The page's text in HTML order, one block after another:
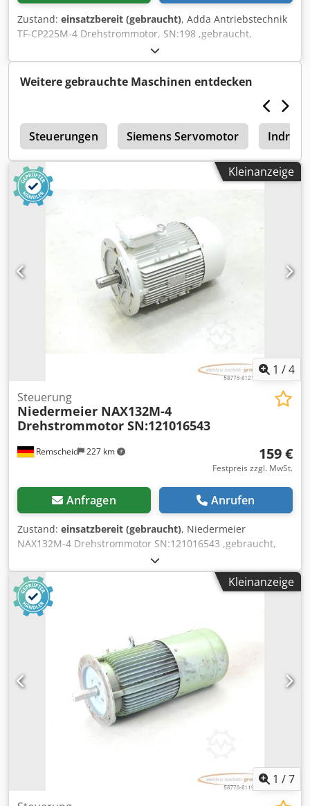
Zustand: einsatzbereit (gebraucht), Adda Antriebstechnik
TF-CP225M-4 Drehstrommotor, SN:198 ,gebraucht,
normale Gebrauchsspuren, 100% funktionsfähig,
Lieferumfang gem. Fotos,ACHTUNG: Kosten für Verpackung
und Versand bitte separat anfragen! ATTENTION: Please
enquire for charges for packing and transport separately!
Weitere gebrauchte Maschinen entdecken
Steuerungen Siemens Servomotor
Kleinanzeige
1 /4
Remscheid 227 km
Steuerung
Niedermeier NAX132M-4
Drehstrommotor SN:121016543
159 €
Festpreis zzgl. MwSt.
Anfragen Anrufen
Zustand: einsatzbereit (gebraucht), Niedermeier
NAX132M-4 Drehstrommotor SN:121016543 ,gebraucht,
normale Gebrauchsspuren, 100% funktionsfähig,
Lieferumfang gem. Fotos,ACHTUNG: Kosten für Verpackung
und Versand bitte separat anfragen! ATTENTION: Please
enquire for charges for packing and transport separately!
Cjdpfxji D I Ugo Ag Eoha
Kleinanzeige
1 /7